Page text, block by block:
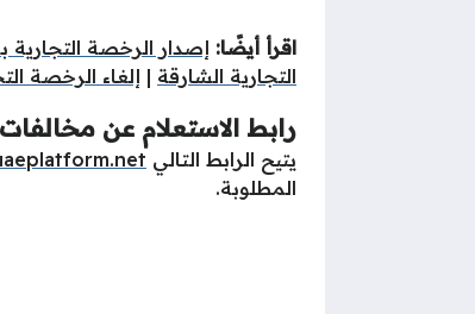
اقرأ أيضًا: إصدار الرخصة التجارية
التجارية الشارقة | إلغاء الرخصة
رابط الاستعلام عن
يتيح الرابط التالي
المطلوبة.